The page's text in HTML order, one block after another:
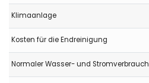
Klimaanlage
Kosten für die Endreinigung
Normaler Wasser- und Stromverbrauch